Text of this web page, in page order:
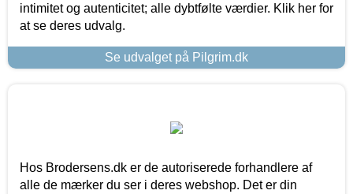
intimitet og autenticitet; alle dybtfølte værdier. Klik her for
at se deres udvalg.
Se udvalget på Pilgrim.dk
Hos Brodersens.dk er de autoriserede forhandlere af
alle de mærker du ser i deres webshop. Det er din